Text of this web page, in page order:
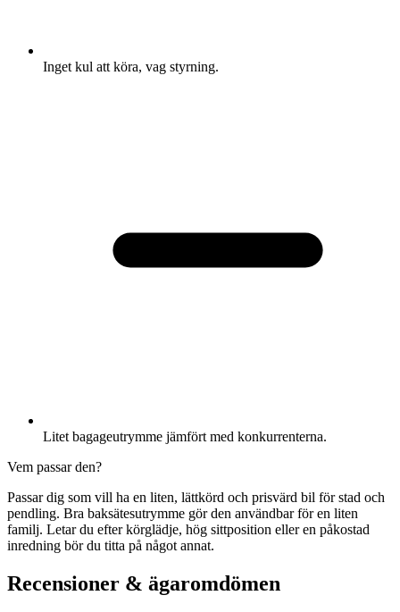
Inget kul att köra, vag styrning.
Litet bagageutrymme jämfört med konkurrenterna.
Vem passar den?
Passar dig som vill ha en liten, lättkörd och prisvärd bil för stad och
pendling. Bra baksätesutrymme gör den användbar för en liten
familj. Letar du efter körglädje, hög sittposition eller en påkostad
inredning bör du titta på något annat.
Recensioner & ägaromdömen